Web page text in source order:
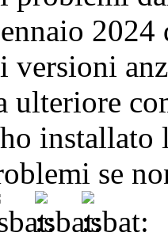
versioni
ulteriore
se